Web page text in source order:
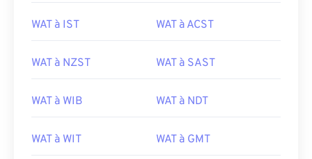
WAT à IST WAT à ACST
WAT à NZST WAT à SAST
WAT à WIB WAT à NDT
WAT à WIT WAT à GMT